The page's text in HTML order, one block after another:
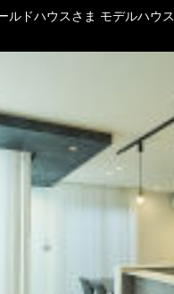
ルドハウスさま モデルハウス